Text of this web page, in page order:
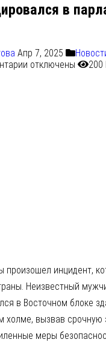
в
Апр 7, 2025
отключены 200
произошел инцидент,
Неизвестный
в Восточном блоке
холме, вызвав срочную
меры